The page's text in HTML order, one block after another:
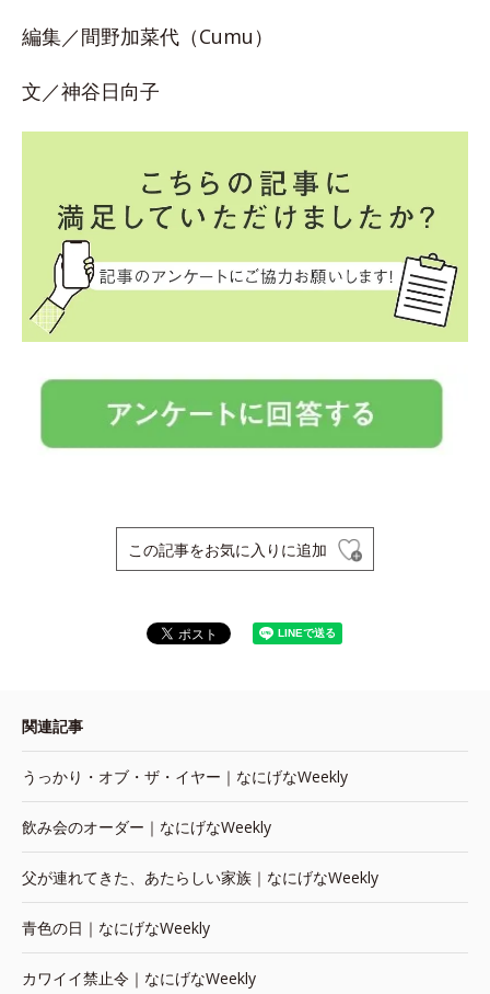
編集／間野加菜代（Cumu）
文／神谷日向子
この記事をお気に入りに追加
関連記事
うっかり・オブ・ザ・イヤー｜なにげなWeekly
飲み会のオーダー｜なにげなWeekly
父が連れてきた、あたらしい家族｜なにげなWeekly
青色の日｜なにげなWeekly
カワイイ禁止令｜なにげなWeekly